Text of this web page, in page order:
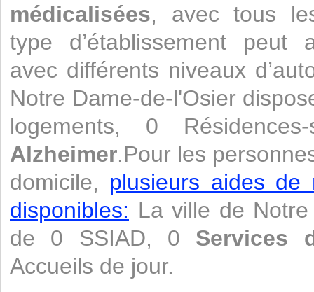
médicalisées, avec tous
type d’établissement peut
avec différents niveaux
Notre Dame-de-l'Osier
logements, 0
Alzheimer.Pour les
domicile, plusieurs aides de
disponibles: La ville de
de 0 SSIAD, 0 Services
Accueils de jour.